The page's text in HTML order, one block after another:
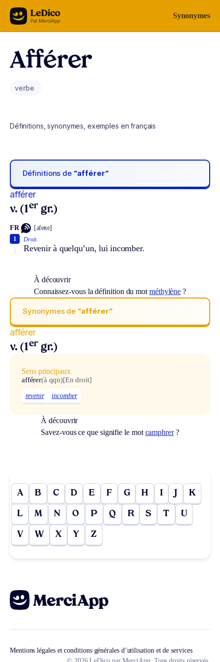
Aller au contenu Synonymes
Afférer
verbe
Définitions, synonymes, exemples en français
Définitions de “afférer“
afférer
v. (1er gr.)
FR [afeʀe]
Droit.
Revenir à quelqu’un, lui incomber.
1
À découvrir
Connaissez-vous la définition du mot méthylène ?
Synonymes de “afférer“
afférer
v. (1er gr.)
Sens principaux
afférer(à qqn)[En droit]
revenir incomber
À découvrir
Savez-vous ce que signifie le mot camphrer?
A B C D E F G H I J K
L M N O P Q R S T U
V W X Y Z
Mentions légales et conditions générales d’utilisation et de services